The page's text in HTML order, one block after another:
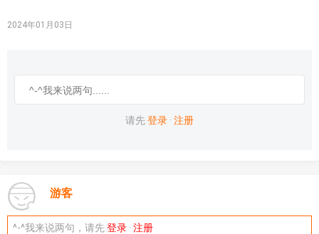
2024年01月03日
请先登录 · 注册
游客
^-^我来说两句，请先登录 · 注册